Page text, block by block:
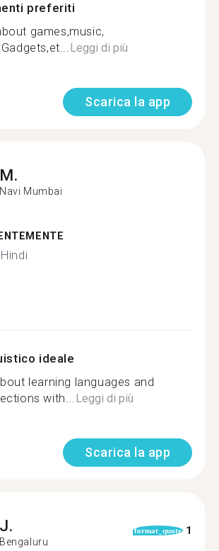
preferiti
games,music,
Leggi di più
Scarica la app
M.
Navi Mumbai
Hindi
ideale
learning languages and
with...Leggi di più
Scarica la app
J.
Bengaluru
format_quote 1